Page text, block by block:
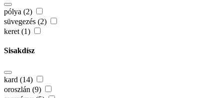
pólya (2)
süvegezés (2)
keret (1)
Sisakdísz
kard (14)
oroszlán (9)